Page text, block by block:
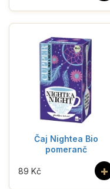
Čaj Nightea Bio
pomeranč
+
89 Kč